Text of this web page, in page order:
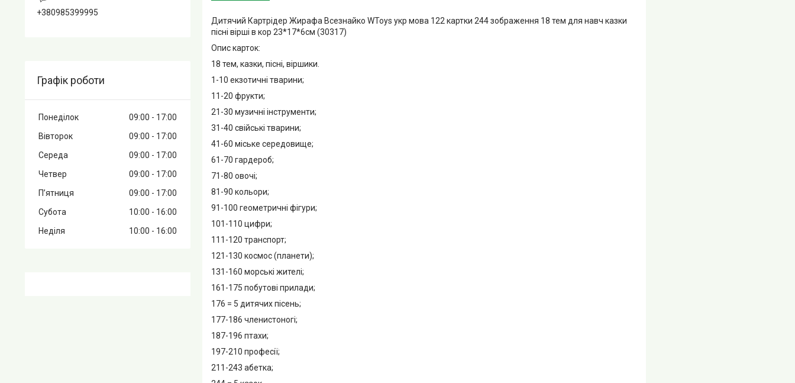
Дитячий Картрідер Жирафа Всезнайко WToys укр мова 122 картки 244 зображення 18 тем для навч казки
пісні вірші в кор 23*17*6см (30317)
Опис карток:
18 тем, казки, пісні, віршики.
1-10 екзотичні тварини;
11-20 фрукти;
21-30 музичні інструменти;
31-40 свійські тварини;
41-60 міське середовище;
61-70 гардероб;
71-80 овочі;
81-90 кольори;
91-100 геометричні фігури;
101-110 цифри;
111-120 транспорт;
121-130 космос (планети);
131-160 морські жителі;
161-175 побутові прилади;
176 = 5 дитячих пісень;
177-186 членистоногі;
187-196 птахи;
197-210 професії;
211-243 абетка;
+380985399995
Графік роботи
Понеділок 09:00
17:00
Вівторок
09:00
17:00
Середа
09:00
17:00
Четвер
09:00
17:00
Пʼятниця
09:00
17:00
Субота
10:00
16:00
Неділя
10:00 16:00